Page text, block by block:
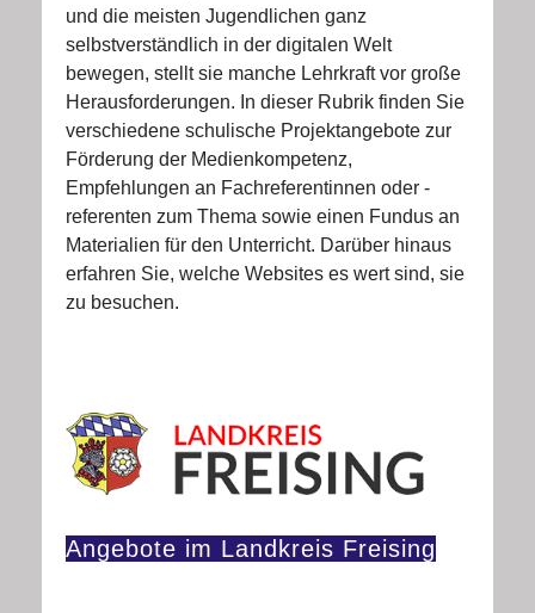
und die meisten Jugendlichen ganz
selbstverständlich in der digitalen Welt
bewegen, stellt sie manche Lehrkraft vor große
Herausforderungen. In dieser Rubrik finden Sie
verschiedene schulische Projektangebote zur
Förderung der Medienkompetenz,
Empfehlungen an Fachreferentinnen oder -
referenten zum Thema sowie einen Fundus an
Materialien für den Unterricht. Darüber hinaus
erfahren Sie, welche Websites es wert sind, sie
zu besuchen.
Angebote im Landkreis Freising